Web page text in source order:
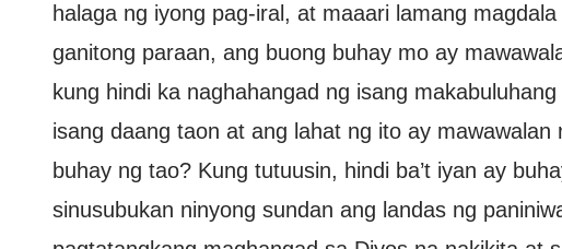
halaga ng iyong pag-iral, at maaari lamang
ganitong paraan, ang buong buhay mo ay
kung hindi ka naghahangad ng isang
isang daang taon at ang lahat ng ito ay
buhay ng tao? Kung tutuusin, hindi ba’t iyan ay
sinusubukan ninyong sundan ang landas ng